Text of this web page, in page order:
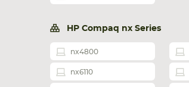
HP Compaq nx Series
nx4800
nx6110